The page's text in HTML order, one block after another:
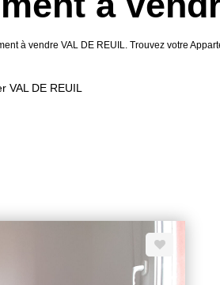
à vendre VAL DE REUIL. Trouvez votre
VAL DE REUIL